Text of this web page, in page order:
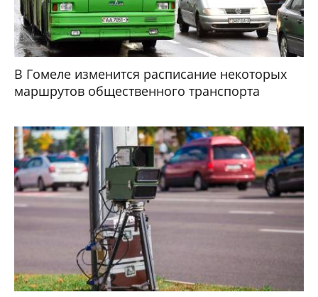
В Гомеле изменится расписание некоторых
маршрутов общественного транспорта